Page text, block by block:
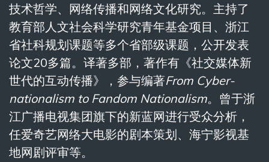
技术哲学、网络传播和网络文化研究。主持了
教育部人文社会科学研究青年基金项目、浙江
省社科规划课题等多个省部级课题，公开发表
论文20多篇。译著多部，著作有《社交媒体新
世代的互动传播》，参与编著From Cyber-
nationalism to Fandom Nationalism。曾于浙
江广播电视集团旗下的新蓝网进行受众分析，
任爱奇艺网络大电影的剧本策划、海宁影视基
地网剧评审等。